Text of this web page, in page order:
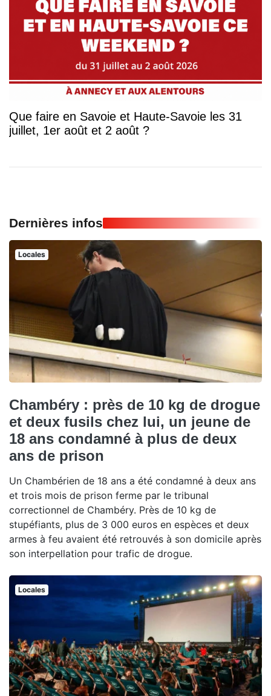
Que faire en Savoie et Haute-Savoie les 31
juillet, 1er août et 2 août ?
Dernières infos
Locales
Chambéry : près de 10 kg de drogue
et deux fusils chez lui, un jeune de
18 ans condamné à plus de deux
ans de prison
Un Chambérien de 18 ans a été condamné à deux ans
et trois mois de prison ferme par le tribunal
correctionnel de Chambéry. Près de 10 kg de
stupéfiants, plus de 3 000 euros en espèces et deux
armes à feu avaient été retrouvés à son domicile après
son interpellation pour trafic de drogue.
Locales